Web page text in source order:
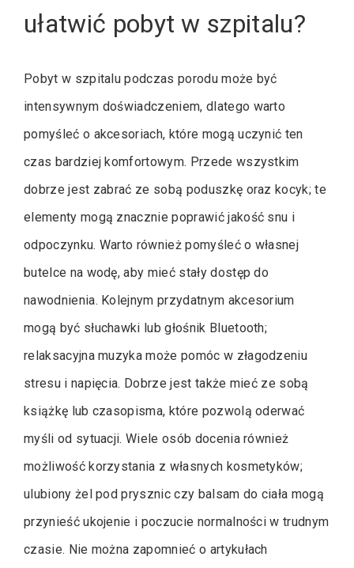
ułatwić pobyt w szpitalu?
Pobyt w szpitalu podczas porodu może być
intensywnym doświadczeniem, dlatego warto
pomyśleć o akcesoriach, które mogą uczynić ten
czas bardziej komfortowym. Przede wszystkim
dobrze jest zabrać ze sobą poduszkę oraz kocyk; te
elementy mogą znacznie poprawić jakość snu i
odpoczynku. Warto również pomyśleć o własnej
butelce na wodę, aby mieć stały dostęp do
nawodnienia. Kolejnym przydatnym akcesorium
mogą być słuchawki lub głośnik Bluetooth;
relaksacyjna muzyka może pomóc w złagodzeniu
stresu i napięcia. Dobrze jest także mieć ze sobą
książkę lub czasopisma, które pozwolą oderwać
myśli od sytuacji. Wiele osób docenia również
możliwość korzystania z własnych kosmetyków;
ulubiony żel pod prysznic czy balsam do ciała mogą
przynieść ukojenie i poczucie normalności w trudnym
czasie. Nie można zapomnieć o artykułach